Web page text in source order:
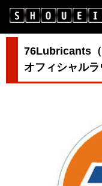
76Lubricants（
オフィシャル